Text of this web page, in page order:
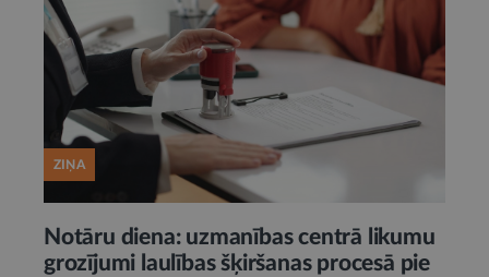
ZIŅA
Notāru diena: uzmanības centrā likumu
grozījumi laulības šķiršanas procesā pie